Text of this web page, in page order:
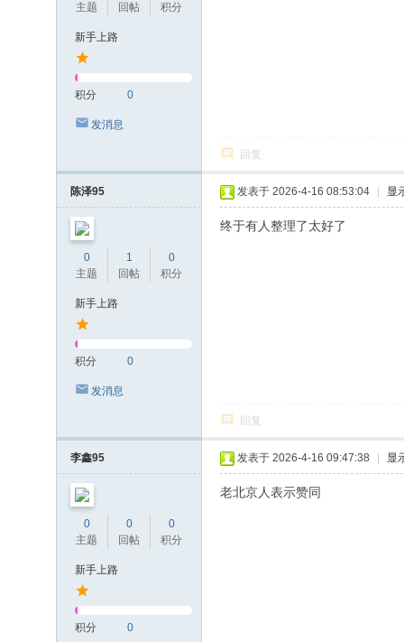
主题
回帖
积分
新手上路
积分 0
发消息
回复
陈泽95
0
主题
1
回帖
0
积分
新手上路
积分 0
发消息
发表于 2026-4-16 08:53:04 显
终于有人整理了太好了
回复
李鑫95
0
主题
0
回帖
0
积分
新手上路
积分 0
发表于 2026-4-16 09:47:38 显
老北京人表示赞同